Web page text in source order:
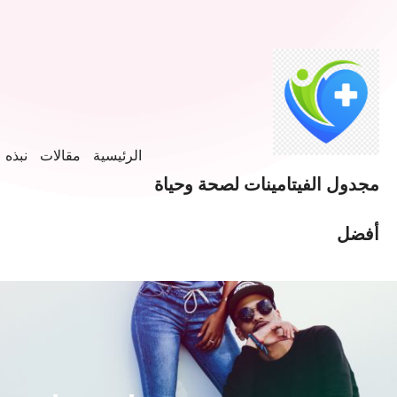
مجدول الفيتامينات لصحة وحياة
أفضل
الرئيسية مقالات نبذه